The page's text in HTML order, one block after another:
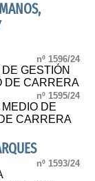
nº 1596/24
GESTIÓN
DE CARRERA
nº 1595/24
DE
CARRERA
nº 1593/24